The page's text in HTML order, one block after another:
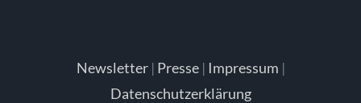
Newsletter| Presse| Impressum |
Datenschutzerklärung